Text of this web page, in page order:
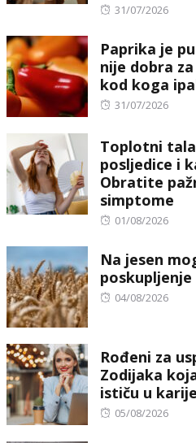
Posted
31/07/2026
Paprika je
nije dobra
kod koga
Posted
31/07/2026
Toplotni
posljedice i
Obratite
simptome
Posted
01/08/2026
Na jesen
Posted
04/08/2026
Rođeni za
Zodijaka
ističu u
Posted
05/08/2026